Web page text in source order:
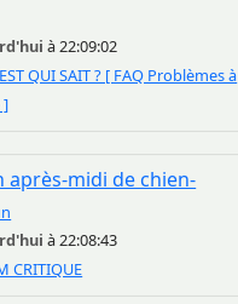
à 22:09:02
QUI SAIT ? [ FAQ Problèmes à
]
après-midi de chien-
à 22:08:43
CRITIQUE